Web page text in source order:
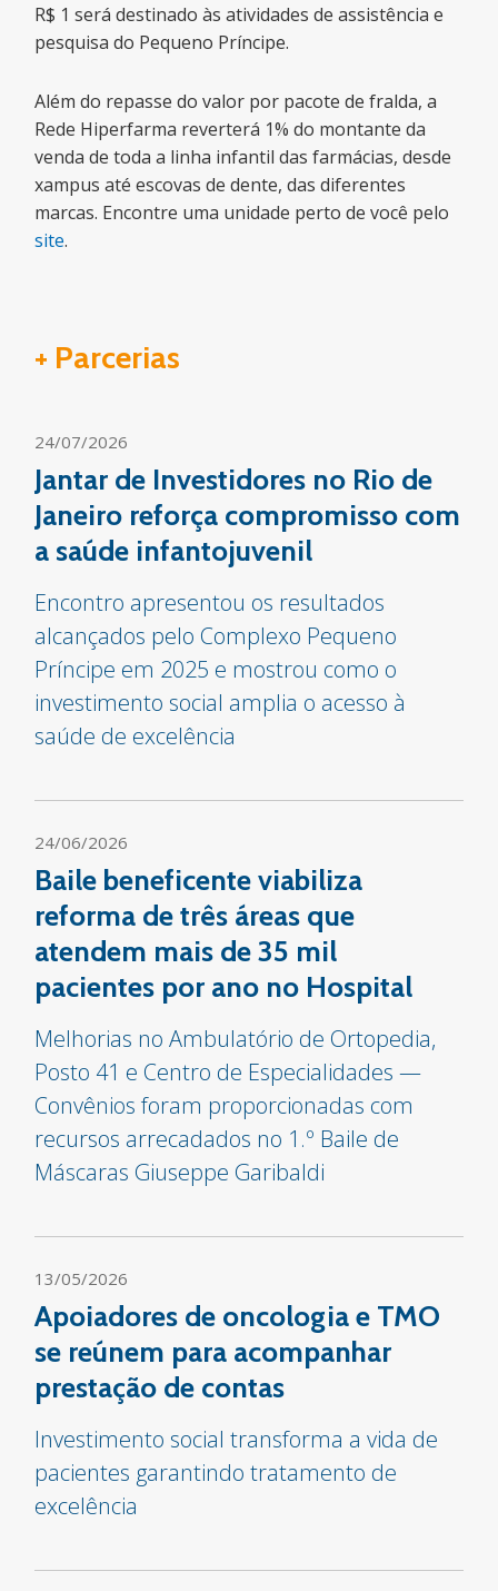
R$ 1 será destinado às atividades de assistência e
pesquisa do Pequeno Príncipe.
Além do repasse do valor por pacote de fralda, a
Rede Hiperfarma reverterá 1% do montante da
venda de toda a linha infantil das farmácias, desde
xampus até escovas de dente, das diferentes
marcas. Encontre uma unidade perto de você pelo
site.
+ Parcerias
24/07/2026
Jantar de Investidores no Rio de
Janeiro reforça compromisso com
a saúde infantojuvenil
Encontro apresentou os resultados
alcançados pelo Complexo Pequeno
Príncipe em 2025 e mostrou como o
investimento social amplia o acesso à
saúde de excelência
24/06/2026
Baile beneficente viabiliza
reforma de três áreas que
atendem mais de 35 mil
pacientes por ano no Hospital
Melhorias no Ambulatório de Ortopedia,
Posto 41 e Centro de Especialidades —
Convênios foram proporcionadas com
recursos arrecadados no 1.º Baile de
Máscaras Giuseppe Garibaldi
13/05/2026
Apoiadores de oncologia e TMO
se reúnem para acompanhar
prestação de contas
Investimento social transforma a vida de
pacientes garantindo tratamento de
excelência